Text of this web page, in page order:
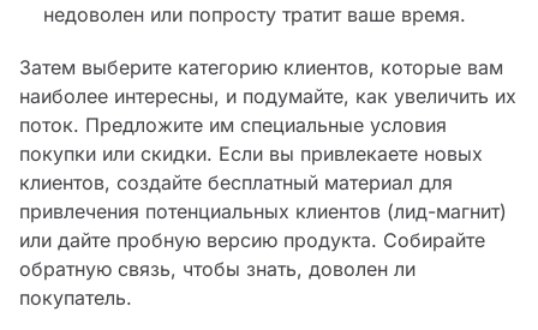
недоволен или попросту тратит ваше время.
Затем выберите категорию клиентов, которые вам
наиболее интересны, и подумайте, как увеличить их
поток. Предложите им специальные условия
покупки или скидки. Если вы привлекаете новых
клиентов, создайте бесплатный материал для
привлечения потенциальных клиентов (лид-магнит)
или дайте пробную версию продукта. Собирайте
обратную связь, чтобы знать, доволен ли
покупатель.